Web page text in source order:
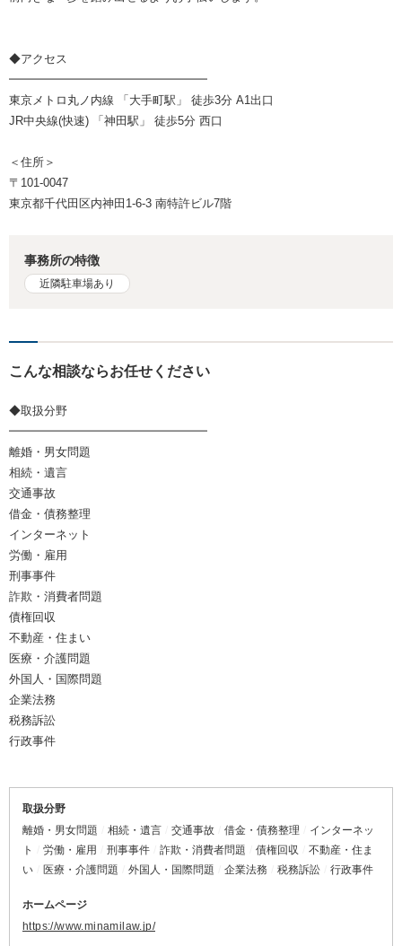
◆アクセス
━━━━━━━━━━━━━━━━━
東京メトロ丸ノ内線 「大手町駅」 徒歩3分 A1出口
JR中央線(快速) 「神田駅」 徒歩5分 西口
＜住所＞
〒101-0047
東京都千代田区内神田1-6-3 南特許ビル7階
事務所の特徴
近隣駐車場あり
こんな相談ならお任せください
◆取扱分野
━━━━━━━━━━━━━━━━━
離婚・男女問題
相続・遺言
交通事故
借金・債務整理
インターネット
労働・雇用
刑事事件
詐欺・消費者問題
債権回収
不動産・住まい
医療・介護問題
外国人・国際問題
企業法務
税務訴訟
行政事件
取扱分野
離婚・男女問題
相続・遺言 交通事故 借金・債務整理
インターネッ
ト
労働・雇用 刑事事件 詐欺・消費者問題 債権回収
不動産・住ま
い
医療・介護問題 外国人・国際問題 企業法務 税務訴訟 行政事件
ホームページ
https://www.minamilaw.jp/